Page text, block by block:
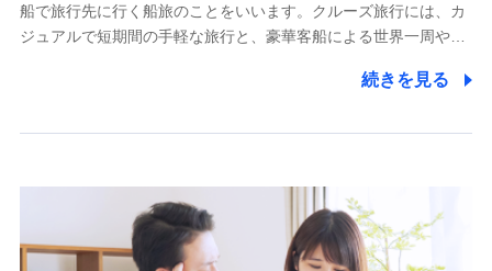
船で旅行先に行く船旅のことをいいます。クルーズ旅行には、カ
ジュアルで短期間の手軽な旅行と、豪華客船による世界一周や…
続きを見る